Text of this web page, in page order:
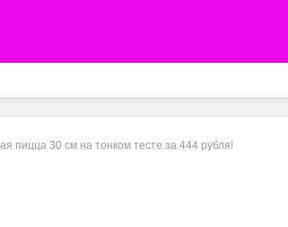
пицца 30 см на тонком тесте за 444 рубля!